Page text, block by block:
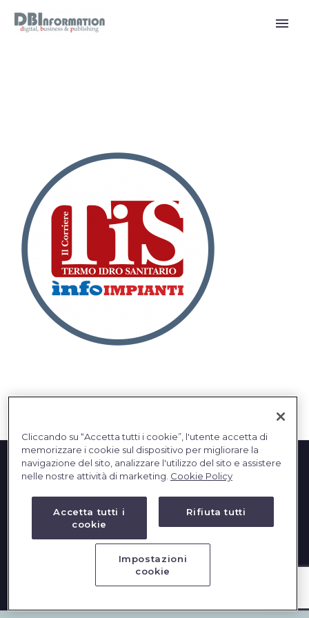
English
2023 © DBInformation SPA - Partita IVA: 09293820156
PRIVACY|COOKIES
Cliccando su “Accetta tutti i cookie”, l'utente accetta di
memorizzare i cookie sul dispositivo per migliorare la
navigazione del sito, analizzare l'utilizzo del sito e assistere
nelle nostre attività di marketing. Cookie Policy
Accetta tutti i
cookie
Rifiuta tutti
Impostazioni
cookie